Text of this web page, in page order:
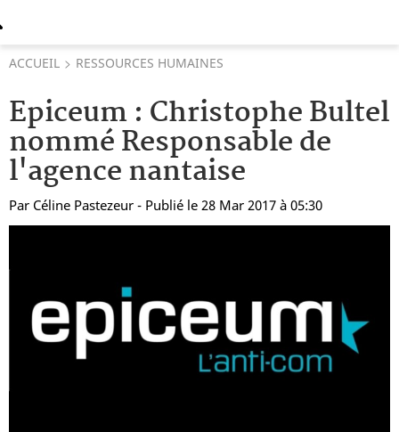
ACCUEIL RESSOURCES HUMAINES
Epiceum : Christophe Bultel
nommé Responsable de
l'agence nantaise
Par Céline Pastezeur - Publié le 28 Mar 2017 à 05:30